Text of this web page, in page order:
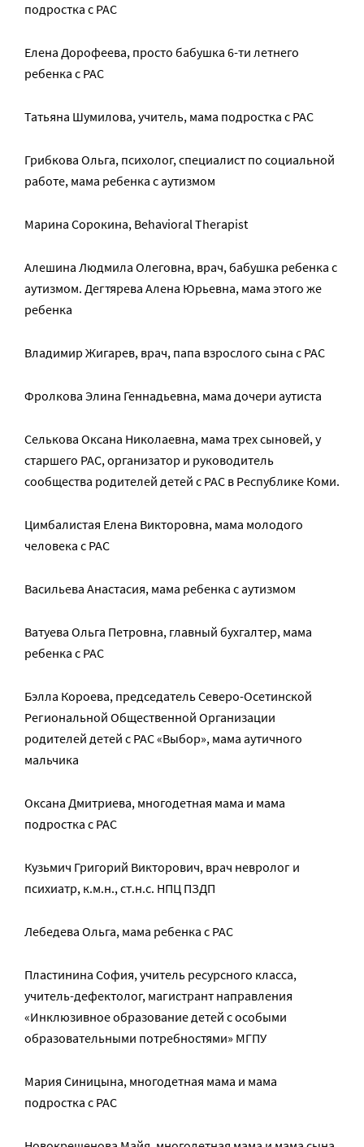
подростка с РАС
Елена Дорофеева, просто бабушка 6-ти летнего
ребенка с РАС
Татьяна Шумилова, учитель, мама подростка с РАС
Грибкова Ольга, психолог, специалист по социальной
работе, мама ребенка с аутизмом
Марина Сорокина, Behavioral Therapist
Алешина Людмила Олеговна, врач, бабушка ребенка с
аутизмом. Дегтярева Алена Юрьевна, мама этого же
ребенка
Владимир Жигарев, врач, папа взрослого сына с РАС
Фролкова Элина Геннадьевна, мама дочери аутиста
Селькова Оксана Николаевна, мама трех сыновей, у
старшего РАС, организатор и руководитель
сообщества родителей детей с РАС в Республике Коми.
Цимбалистая Елена Викторовна, мама молодого
человека с РАС
Васильева Анастасия, мама ребенка с аутизмом
Ватуева Ольга Петровна, главный бухгалтер, мама
ребенка с РАС
Бэлла Короева, председатель Северо-Осетинской
Региональной Общественной Организации
родителей детей с РАС «Выбор», мама аутичного
мальчика
Оксана Дмитриева, многодетная мама и мама
подростка с РАС
Кузьмич Григорий Викторович, врач невролог и
психиатр, к.м.н., ст.н.с. НПЦ ПЗДП
Лебедева Ольга, мама ребенка с РАС
Пластинина София, учитель ресурсного класса,
учитель-дефектолог, магистрант направления
«Инклюзивное образование детей с особыми
образовательными потребностями» МГПУ
Мария Синицына, многодетная мама и мама
подростка с РАС